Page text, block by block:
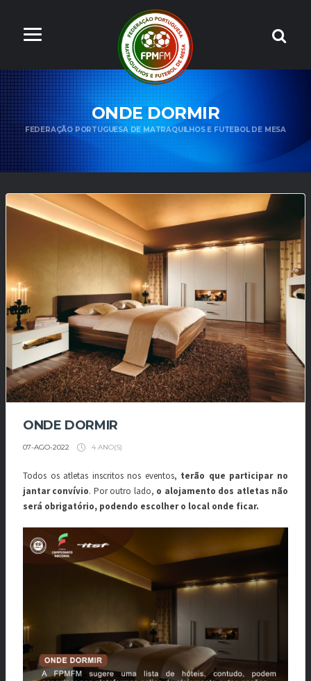
ONDE DORMIR
FEDERAÇÃO PORTUGUESA DE MATRAQUILHOS E FUTEBOL DE MESA
ONDE DORMIR
07-AGO-2022 4 ANO(S)
Todos os atletas inscritos nos eventos, terão que participar no
jantar convívio. Por outro lado, o alojamento dos atletas não
será obrigatório, podendo escolher o local onde ficar.